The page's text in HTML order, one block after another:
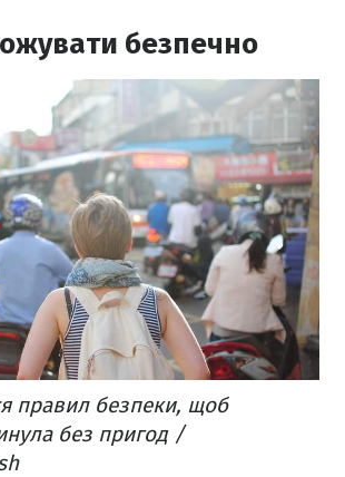
безпечно
правил безпеки, щоб
без пригод /